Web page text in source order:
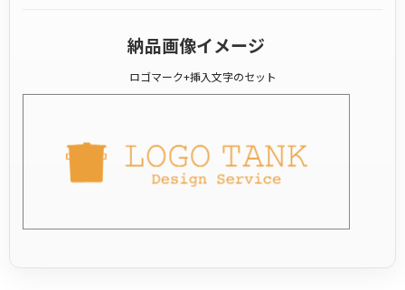
納品画像イメージ
ロゴマーク+挿入文字のセット